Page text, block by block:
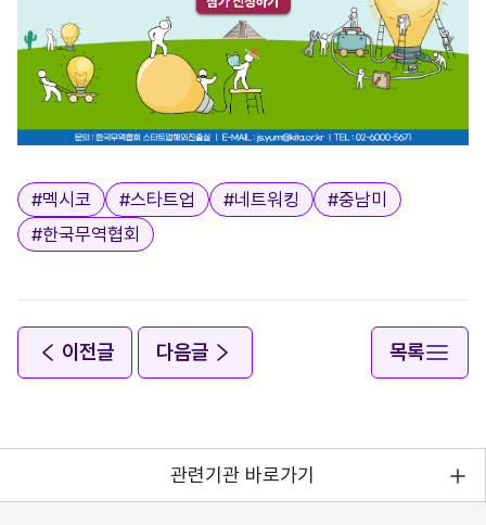
태그
#멕시코 #스타트업 #네트워킹 #중남미
#한국무역협회
이전글 다음글 목록
관련기관 바로가기